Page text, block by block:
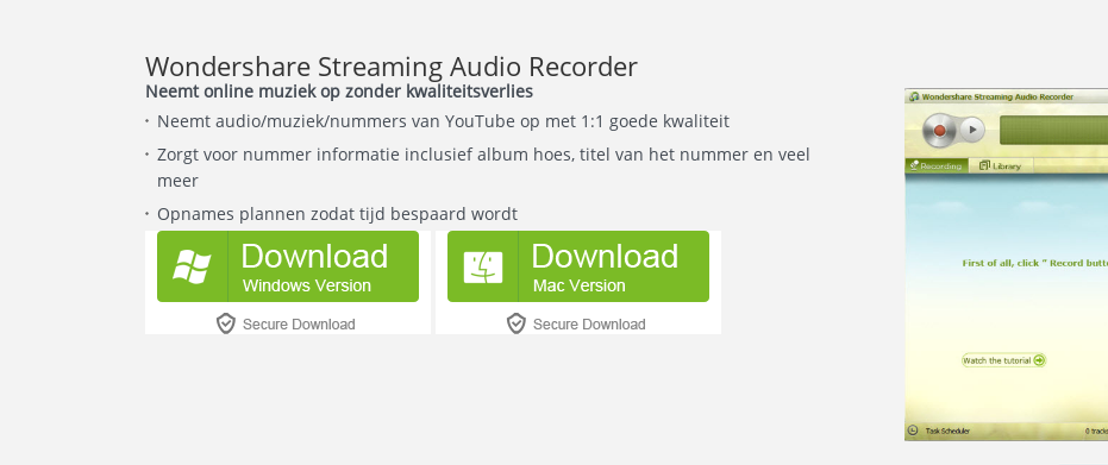
Wondershare Streaming Audio Recorder
Neemt online muziek op zonder kwaliteitsverlies
Neemt audio/muziek/nummers van YouTube op met 1:1 goede kwaliteit
Zorgt voor nummer informatie inclusief album hoes, titel van het nummer en veel
meer
Opnames plannen zodat tijd bespaard wordt